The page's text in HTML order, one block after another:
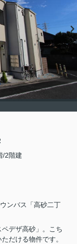
/2階建
ンバス「高砂二丁
デザ高砂」。こち
だける物件です。